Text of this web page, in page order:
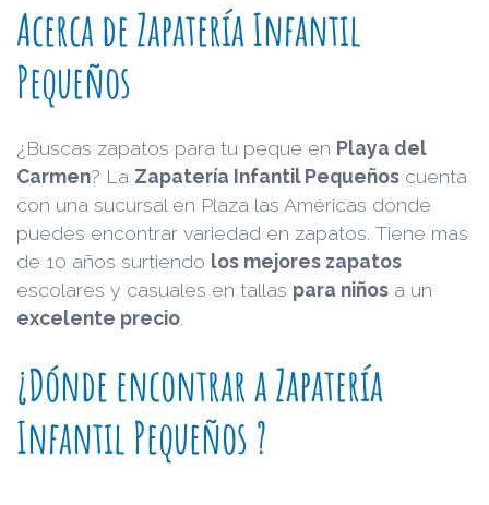
Acerca de Zapatería Infantil
Pequeños
¿Buscas zapatos para tu peque en Playa del
Carmen? La Zapatería Infantil Pequeños cuenta
con una sucursal en Plaza las Américas donde
puedes encontrar variedad en zapatos. Tiene mas
de 10 años surtiendo los mejores zapatos
escolares y casuales en tallas para niños a un
excelente precio
¿Dónde encontrar a Zapatería
Infantil Pequeños ?